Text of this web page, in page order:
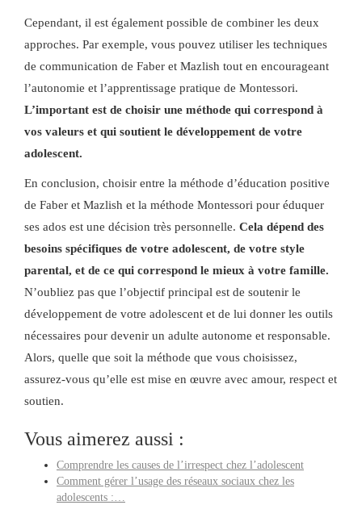
Cependant, il est également possible de combiner les deux
approches. Par exemple, vous pouvez utiliser les techniques
de communication de Faber et Mazlish tout en encourageant
l’autonomie et l’apprentissage pratique de Montessori.
L’important est de choisir une méthode qui correspond à
vos valeurs et qui soutient le développement de votre
adolescent.
En conclusion, choisir entre la méthode d’éducation positive
de Faber et Mazlish et la méthode Montessori pour éduquer
ses ados est une décision très personnelle. Cela dépend des
besoins spécifiques de votre adolescent, de votre style
parental, et de ce qui correspond le mieux à votre famille.
N’oubliez pas que l’objectif principal est de soutenir le
développement de votre adolescent et de lui donner les outils
nécessaires pour devenir un adulte autonome et responsable.
Alors, quelle que soit la méthode que vous choisissez,
assurez-vous qu’elle est mise en œuvre avec amour, respect et
soutien.
Vous aimerez aussi :
Comprendre les causes de l’irrespect chez l’adolescent
Comment gérer l’usage des réseaux sociaux chez les
adolescents :…